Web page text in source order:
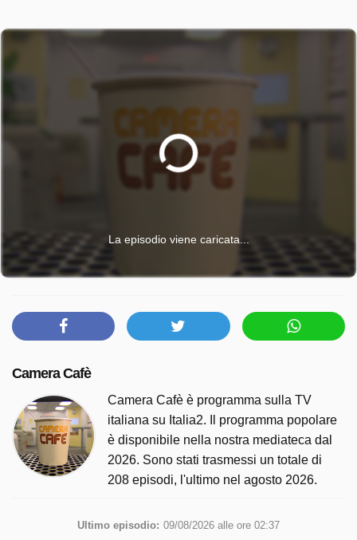
La episodio viene caricata...
Camera Cafè
Camera Cafè è programma sulla TV
italiana su Italia2. Il programma popolare
è disponibile nella nostra mediateca dal
2026. Sono stati trasmessi un totale di
208 episodi, l'ultimo nel agosto 2026.
Ultimo episodio: 09/08/2026 alle ore 02:37